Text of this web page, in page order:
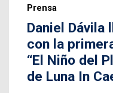
Prensa
Daniel Dávila
con la
“El Niño del
de Luna In